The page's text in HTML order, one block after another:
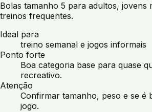
Bolas tamanho 5 para adultos, jovens
treinos frequentes.
Ideal para
treino semanal e jogos informais
Ponto forte
Boa categoria base para quase
recreativo.
Atenção
Confirmar tamanho, peso e se é
jogo.